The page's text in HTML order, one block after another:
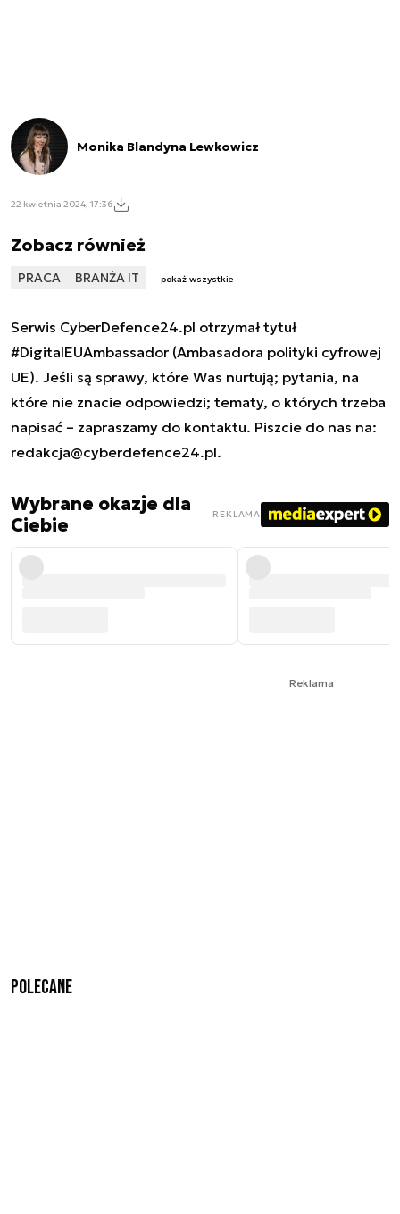
Monika Blandyna Lewkowicz
22 kwietnia 2024, 17:36
Zobacz również
PRACA BRANŻA IT pokaż wszystkie
Serwis CyberDefence24.pl otrzymał tytuł
#DigitalEUAmbassador (Ambasadora polityki cyfrowej
UE). Jeśli są sprawy, które Was nurtują; pytania, na
które nie znacie odpowiedzi; tematy, o których trzeba
napisać – zapraszamy do kontaktu. Piszcie do nas na:
redakcja@cyberdefence24.pl.
Wybrane okazje dla
Ciebie
REKLAMA
Reklama
Polecane